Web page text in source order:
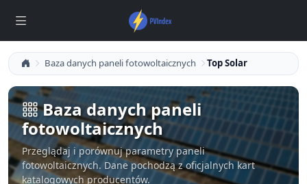
Baza danych paneli fotowoltaicznych Top Solar
Baza danych paneli
fotowoltaicznych
Przeglądaj i porównuj parametry paneli
fotowoltaicznych. Dane pochodzą z oficjalnych kart
katalogowych producentów.